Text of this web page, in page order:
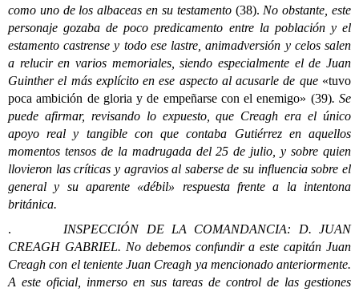
como uno de los albaceas en su testamento (38). No obstante, este
personaje gozaba de poco predicamento entre la población y el
estamento castrense y todo ese lastre, animadversión y celos salen
a relucir en varios memoriales, siendo especialmente el de Juan
Guinther el más explícito en ese aspecto al acusarle de que «tuvo
poca ambición de gloria y de empeñarse con el enemigo» (39). Se
puede afirmar, revisando lo expuesto, que Creagh era el único
apoyo real y tangible con que contaba Gutiérrez en aquellos
momentos tensos de la madrugada del 25 de julio, y sobre quien
llovieron las críticas y agravios al saberse de su influencia sobre el
general y su aparente «débil» respuesta frente a la intentona
británica.
.
INSPECCIÓN DE LA COMANDANCIA: D. JUAN
CREAGH GABRIEL. No debemos confundir a este capitán Juan
Creagh con el teniente Juan Creagh ya mencionado anteriormente.
A este oficial, inmerso en sus tareas de control de las gestiones